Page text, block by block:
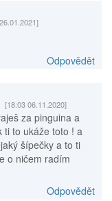
Odpovědět
[18:03 06.11.2020]
za pinguina a
ti to ukáže toto ! a
šípečky a to ti
o ničem radím
Odpovědět